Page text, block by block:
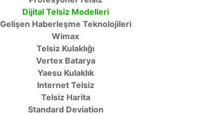
Dijital Telsiz Modelleri
Gelişen Haberleşme Teknolojileri
Wimax
Telsiz Kulaklığı
Vertex Batarya
Yaesu Kulaklık
Internet Telsiz
Telsiz Harita
Standard Deviation